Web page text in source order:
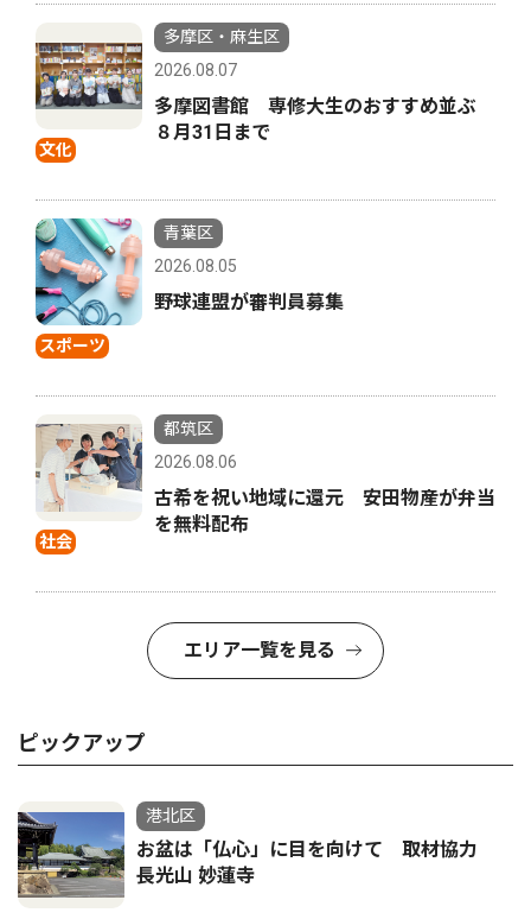
文化
多摩区・麻生区
2026.08.07
多摩図書館 専修大生のおすすめ並ぶ
８月31日まで
スポーツ
青葉区
2026.08.05
野球連盟が審判員募集
社会
都筑区
2026.08.06
古希を祝い地域に還元 安田物産が弁当
を無料配布
エリア一覧を見る
ピックアップ
港北区
お盆は「仏心」に目を向けて 取材協力
長光山 妙蓮寺